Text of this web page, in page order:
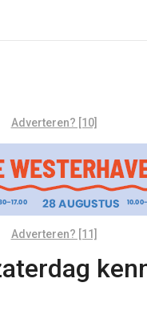
Adverteren? [10]
Adverteren? [11]